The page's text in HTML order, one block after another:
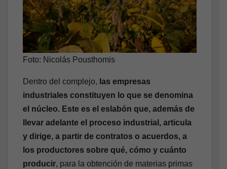
Foto: Nicolás Pousthomis
Dentro del complejo, las empresas
industriales constituyen lo que se denomina
el núcleo. Este es el eslabón que, además de
llevar adelante el proceso industrial, articula
y dirige, a partir de contratos o acuerdos, a
los productores sobre qué, cómo y cuánto
producir, para la obtención de materias primas